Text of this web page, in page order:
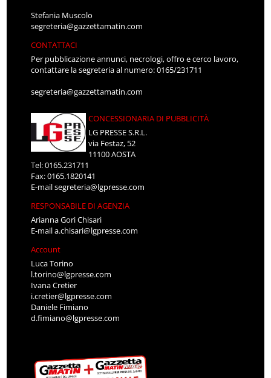
Stefania Muscolo
segreteria@gazzettamatin.com
CONTATTACI
Per pubblicazione annunci, necrologi, offro e cerco lavoro,
contattare la segreteria al numero: 0165/231711
segreteria@gazzettamatin.com
CONCESSIONARIA DI PUBBLICITÀ
LG PRESSE S.R.L.
via Festaz, 52
11100 AOSTA
Tel: 0165.231711
Fax: 0165.1820141
E-mailsegreteria@lgpresse.com
RESPONSABILE DI AGENZIA
Arianna Gori Chisari
E-maila.chisari@lgpresse.com
Account
Luca Torino
l.torino@lgpresse.com
Ivana Cretier
i.cretier@lgpresse.com
Daniele Fimiano
d.fimiano@lgpresse.com